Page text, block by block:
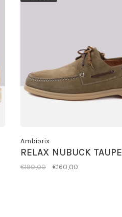
Ambiorix
RELAX NUBUCK TAUPE
€190,00 €160,00